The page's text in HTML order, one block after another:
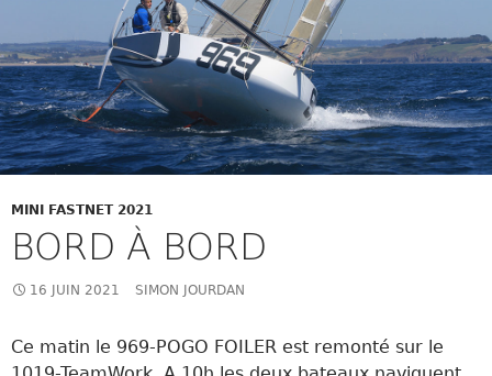
MINI FASTNET 2021
BORD À BORD
16 JUIN 2021 SIMON JOURDAN
Ce matin le 969-POGO FOILER est remonté sur le